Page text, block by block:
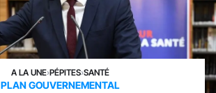
A LA UNE›PÉPITES›SANTÉ
PLAN GOUVERNEMENTAL